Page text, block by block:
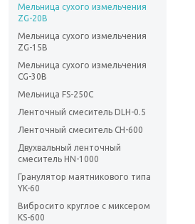
Мельница сухого измельчения
ZG-20В
Мельница сухого измельчения
ZG-15В
Мельница сухого измельчения
CG-30В
Мельница FS-250C
Ленточный смеситель DLH-0.5
Ленточный смеситель СН-600
Двухвальный ленточный
смеситель HN-1000
Гранулятор маятникового типа
YK-60
Вибросито круглое с миксером
KS-600